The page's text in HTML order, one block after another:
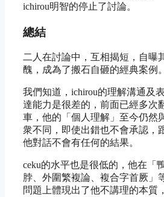
ichirou明智的停止了討論。
總結
二人在討論中，互相揭短，自曝
醜，成為了搬石自砸的經典案例。
我們知道，ichirou的理解溝通及表
達能力是很差的，前面已經多次
車，他的「個人理解」至今仍然
衆不同，即使出錯也不會承認，
他對話不會有任何的結果。
ceku的水平也是很低的，他在「
脖、外圍繁複論、複合字首厥」
問題上體現出了他不講理的本質，